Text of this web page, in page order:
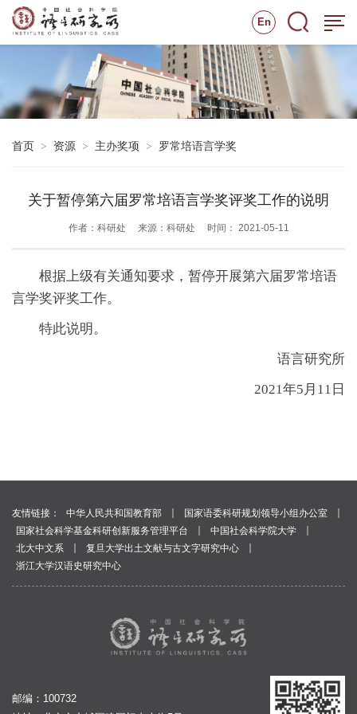
En
首页 > 资源 > 主办奖项 > 罗常培语言学奖
关于暂停第六届罗常培语言学奖评奖工作的说明
作者：科研处 来源：科研处 时间： 2021-05-11
根据上级有关通知要求，暂停开展第六届罗常培语
言学奖评奖工作。
特此说明。
语言研究所
2021年5月11日
友情链接： 中华人民共和国教育部 国家语委科研规划领导小组办公室
国家社会科学基金科研创新服务管理平台
中国社会科学院大学
北大中文系
复旦大学出土文献与古文字研究中心
浙江大学汉语史研究中心
邮编：100732